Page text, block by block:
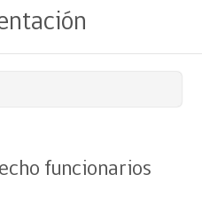
funcionarios